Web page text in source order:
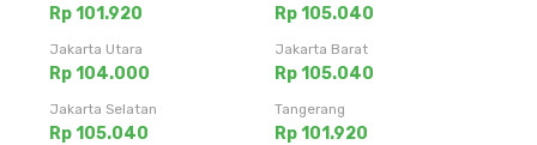
Rp 101.920 Rp 105.040
Jakarta Utara
Rp 104.000
Jakarta Barat
Rp 105.040
Jakarta Selatan
Rp 105.040
Tangerang
Rp 101.920